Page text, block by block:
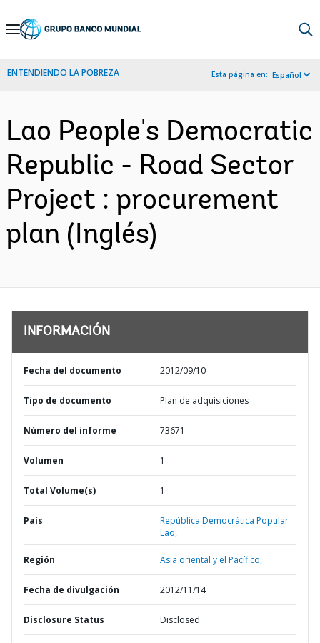
Skip
Navigation
ENTENDIENDO LA POBREZA Esta página en: Español
Lao People's Democratic
Republic - Road Sector
Project : procurement
plan (Inglés)
INFORMACIÓN
Fecha del documento 2012/09/10
Tipo de documento Plan de adquisiciones
Número del informe 73671
Volumen 1
Total Volume(s) 1
País
República Democrática Popular
Lao,
Región Asia oriental y el Pacífico,
Fecha de divulgación 2012/11/14
Disclosure Status Disclosed